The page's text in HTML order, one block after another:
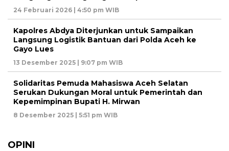
24 Februari 2026 | 4:50 pm WIB
Kapolres Abdya Diterjunkan untuk Sampaikan
Langsung Logistik Bantuan dari Polda Aceh ke
Gayo Lues
13 Desember 2025 | 9:07 pm WIB
Solidaritas Pemuda Mahasiswa Aceh Selatan
Serukan Dukungan Moral untuk Pemerintah dan
Kepemimpinan Bupati H. Mirwan
8 Desember 2025 | 5:51 pm WIB
OPINI